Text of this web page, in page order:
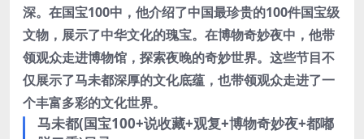
深。在国宝100中，他介绍了中国最珍贵的100件国宝级
文物，展示了中华文化的瑰宝。在博物奇妙夜中，他带
领观众走进博物馆，探索夜晚的奇妙世界。这些节目不
仅展示了马未都深厚的文化底蕴，也带领观众走进了一
个丰富多彩的文化世界。
马未都(国宝100+说收藏+观复+博物奇妙夜+都嘟